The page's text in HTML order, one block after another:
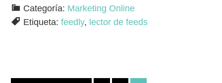
Categoría: Marketing Online
Etiqueta:feedly, lector de feeds